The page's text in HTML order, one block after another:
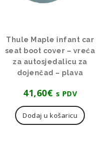
Thule Maple infant car
seat boot cover – vreća
za autosjedalicu za
dojenčad – plava
41,60€ s PDV
Dodaj u košaricu